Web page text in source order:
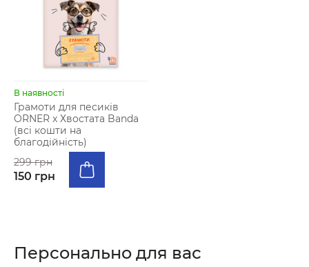
В наявності
Грамоти для песиків
ORNER x Хвостата Banda
(всі кошти на
благодійність)
299 грн
150 грн
Персонально для вас